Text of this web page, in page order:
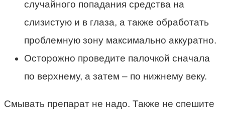
случайного попадания средства на
слизистую и в глаза, а также обработать
проблемную зону максимально аккуратно.
Осторожно проведите палочкой сначала
по верхнему, а затем – по нижнему веку.
Смывать препарат не надо. Также не спешите